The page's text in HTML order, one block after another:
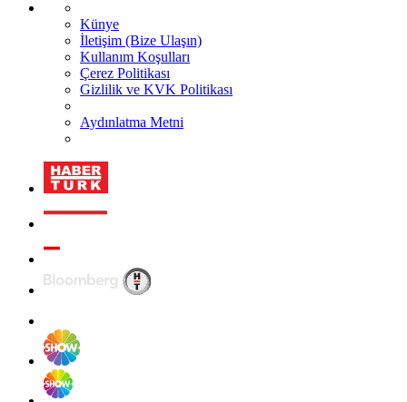
Künye
İletişim (Bize Ulaşın)
Kullanım Koşulları
Çerez Politikası
Gizlilik ve KVK Politikası
Aydınlatma Metni